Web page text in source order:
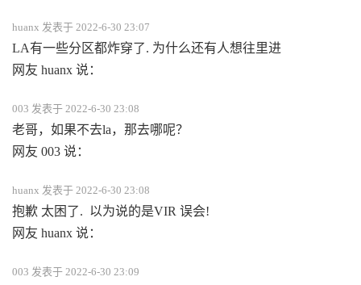
huanx 发表于 2022-6-30 23:07
LA有一些分区都炸穿了. 为什么还有人想往里进
网友 huanx 说：
003 发表于 2022-6-30 23:08
老哥，如果不去la，那去哪呢？
网友 003 说：
huanx 发表于 2022-6-30 23:08
抱歉 太困了. 以为说的是VIR 误会!
网友 huanx 说：
003 发表于 2022-6-30 23:09